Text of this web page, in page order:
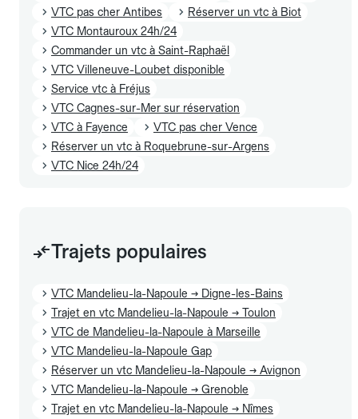
VTC pas cher Antibes
Réserver un vtc à Biot
VTC Montauroux 24h/24
Commander un vtc à Saint-Raphaël
VTC Villeneuve-Loubet disponible
Service vtc à Fréjus
VTC Cagnes-sur-Mer sur réservation
VTC à Fayence
VTC pas cher Vence
Réserver un vtc à Roquebrune-sur-Argens
VTC Nice 24h/24
Trajets populaires
VTC Mandelieu-la-Napoule → Digne-les-Bains
Trajet en vtc Mandelieu-la-Napoule → Toulon
VTC de Mandelieu-la-Napoule à Marseille
VTC Mandelieu-la-Napoule Gap
Réserver un vtc Mandelieu-la-Napoule → Avignon
VTC Mandelieu-la-Napoule → Grenoble
Trajet en vtc Mandelieu-la-Napoule → Nîmes